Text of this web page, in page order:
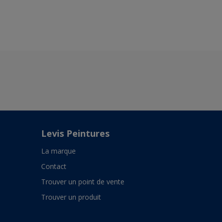
Levis Peintures
La marque
Contact
Trouver un point de vente
Trouver un produit